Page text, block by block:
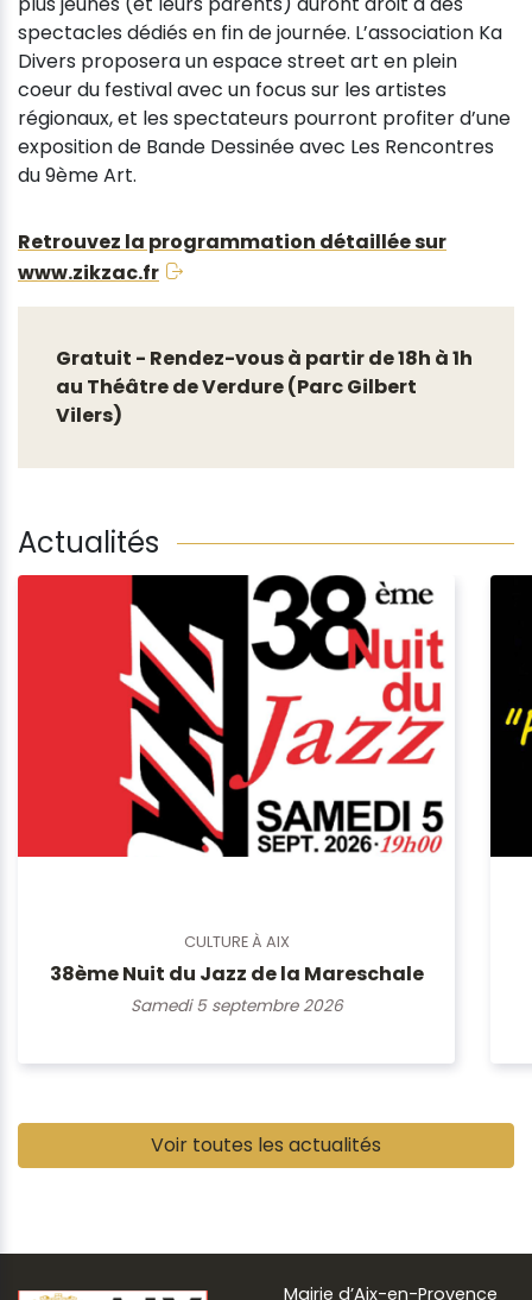
spectacles dédiés en fin de journée. L’association Ka
Divers proposera un espace street art en plein
coeur du festival avec un focus sur les artistes
régionaux, et les spectateurs pourront profiter d’une
exposition de Bande Dessinée avec Les Rencontres
du 9ème Art.
Retrouvez la programmation détaillée sur
www.zikzac.fr
Gratuit - Rendez-vous à partir de 18h à 1h
au Théâtre de Verdure (Parc Gilbert
Vilers)
Actualités
CULTURE À AIX
38ème Nuit du Jazz de la Mareschale
Samedi 5 septembre 2026
Voir toutes les actualités
Mairie d’Aix-en-Provence